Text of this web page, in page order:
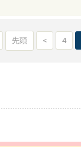
先頭 < 4